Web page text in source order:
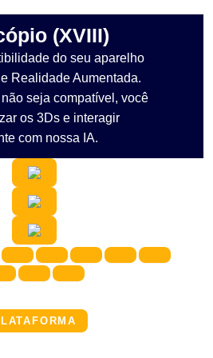
(XVIII)
do seu aparelho
Realidade Aumentada.
seja compatível, você
os 3Ds e interagir
com nossa IA.